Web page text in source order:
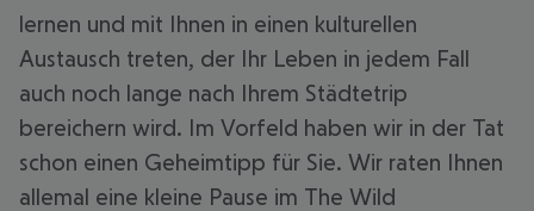
lernen und mit Ihnen in einen kulturellen
Austausch treten, der Ihr Leben in jedem Fall
auch noch lange nach Ihrem Städtetrip
bereichern wird. Im Vorfeld haben wir in der Tat
schon einen Geheimtipp für Sie. Wir raten Ihnen
allemal eine kleine Pause im The Wild